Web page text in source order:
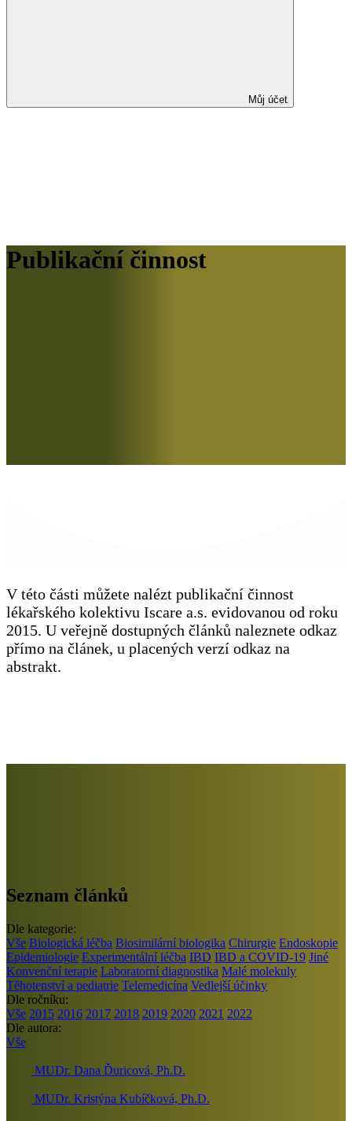
Můj účet
Publikační činnost
V této části můžete nalézt publikační činnost
lékařského kolektivu Iscare a.s. evidovanou od roku
2015. U veřejně dostupných článků naleznete odkaz
přímo na článek, u placených verzí odkaz na
abstrakt.
Seznam článků
Dle kategorie:
Vše Biologická léčba Biosimilární biologika Chirurgie Endoskopie
Epidemiologie Experimentální léčba IBD IBD a COVID-19 Jiné
Konvenční terapie Laboratorní diagnostika Malé molekuly
Těhotenství a pediatrie Telemedicína Vedlejší účinky
Dle ročníku:
Vše 2015 2016 2017 2018 2019 2020 2021 2022
Dle autora:
Vše
MUDr. Dana Ďuricová, Ph.D.
MUDr. Kristýna Kubíčková, Ph.D.